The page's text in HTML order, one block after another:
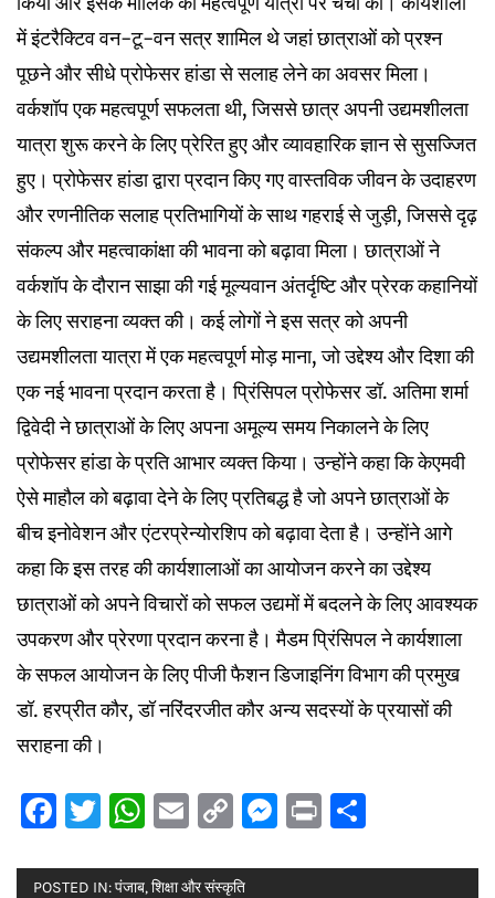
में इंटरैक्टिव वन-टू-वन सत्र शामिल थे जहां छात्राओं को प्रश्न
पूछने और सीधे प्रोफेसर हांडा से सलाह लेने का अवसर मिला।
वर्कशॉप एक महत्वपूर्ण सफलता थी, जिससे छात्र अपनी उद्यमशीलता
यात्रा शुरू करने के लिए प्रेरित हुए और व्यावहारिक ज्ञान से सुसज्जित
हुए। प्रोफेसर हांडा द्वारा प्रदान किए गए वास्तविक जीवन के उदाहरण
और रणनीतिक सलाह प्रतिभागियों के साथ गहराई से जुड़ी, जिससे दृढ़
संकल्प और महत्वाकांक्षा की भावना को बढ़ावा मिला। छात्राओं ने
वर्कशॉप के दौरान साझा की गई मूल्यवान अंतर्दृष्टि और प्रेरक कहानियों
के लिए सराहना व्यक्त की। कई लोगों ने इस सत्र को अपनी
उद्यमशीलता यात्रा में एक महत्वपूर्ण मोड़ माना, जो उद्देश्य और दिशा की
एक नई भावना प्रदान करता है। प्रिंसिपल प्रोफेसर डॉ. अतिमा शर्मा
द्विवेदी ने छात्राओं के लिए अपना अमूल्य समय निकालने के लिए
प्रोफेसर हांडा के प्रति आभार व्यक्त किया। उन्होंने कहा कि केएमवी
ऐसे माहौल को बढ़ावा देने के लिए प्रतिबद्ध है जो अपने छात्राओं के
बीच इनोवेशन और एंटरप्रेन्योरशिप को बढ़ावा देता है। उन्होंने आगे
कहा कि इस तरह की कार्यशालाओं का आयोजन करने का उद्देश्य
छात्राओं को अपने विचारों को सफल उद्यमों में बदलने के लिए आवश्यक
उपकरण और प्रेरणा प्रदान करना है। मैडम प्रिंसिपल ने कार्यशाला
के सफल आयोजन के लिए पीजी फैशन डिजाइनिंग विभाग की प्रमुख
डॉ. हरप्रीत कौर, डॉ नरिंदरजीत कौर अन्य सदस्यों के प्रयासों की
सराहना की।
Facebook
Twitter
WhatsApp
Email
CopyMessenger
Print
POSTED IN:पंजाब,शिक्षा और संस्कृति